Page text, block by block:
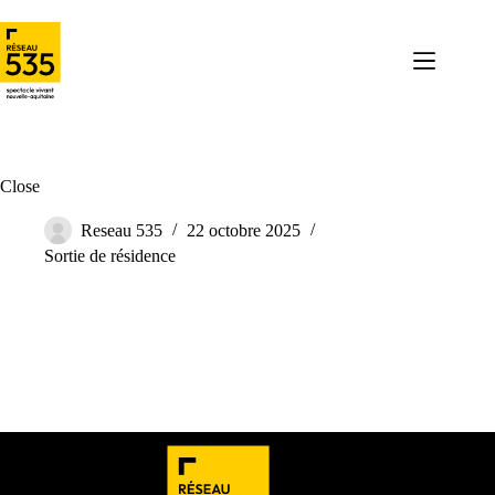
Close
Reseau 535
22 octobre 2025
Sortie de résidence